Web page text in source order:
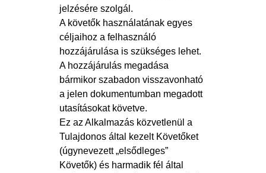
jelzésére szolgál.
A követők használatának egyes
céljaihoz a felhasználó
hozzájárulása is szükséges lehet.
A hozzájárulás megadása
bármikor szabadon visszavonható
a jelen dokumentumban megadott
utasításokat követve.
Ez az Alkalmazás közvetlenül a
Tulajdonos által kezelt Követőket
(úgynevezett „elsődleges”
Követők) és harmadik fél által